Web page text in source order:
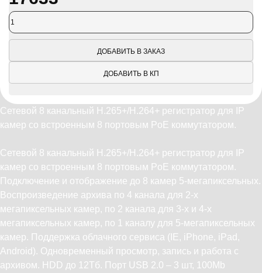
ДОБАВИТЬ В ЗАКАЗ
ДОБАВИТЬ В КП
Сетевой 8 канальный H.265+/H.264+ регистратор для IP
камер со встроенным 8 портовым PoE коммутатором.
Сетевой 8 канальный H.265+/H.264+ регистратор для IP
камер со встроенным 8 портовым PoE коммутатором.
Подключение и отображение до 8 камер 5-мегапиксельных.
Воспроизведение архива по 4 канала для 2-х
мегапиксельных камер, по 2 канала для 3-х и 4-х
мегапиксельных камер, по 1 каналу для 5-мегапиксельных
камер. Поддержка облачного сервиса (IE, iPhone, iPad,
Android). Одновременный просмотр, запись и работа с
архивом. HDD до 12Тб. Порт USB 2.0 – 3 шт, 100Mb